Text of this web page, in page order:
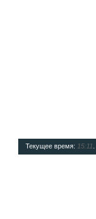
Текущее время: 15:11